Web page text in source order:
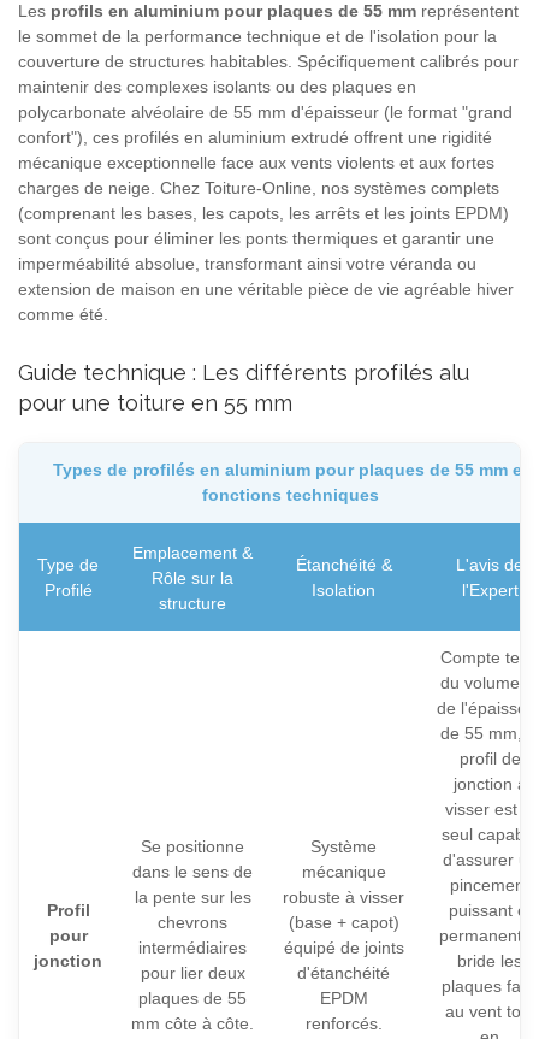
Les profils en aluminium pour plaques de 55 mm représentent
le sommet de la performance technique et de l'isolation pour la
couverture de structures habitables. Spécifiquement calibrés pour
maintenir des complexes isolants ou des plaques en
polycarbonate alvéolaire de 55 mm d'épaisseur (le format "grand
confort"), ces profilés en aluminium extrudé offrent une rigidité
mécanique exceptionnelle face aux vents violents et aux fortes
charges de neige. Chez Toiture-Online, nos systèmes complets
(comprenant les bases, les capots, les arrêts et les joints EPDM)
sont conçus pour éliminer les ponts thermiques et garantir une
imperméabilité absolue, transformant ainsi votre véranda ou
extension de maison en une véritable pièce de vie agréable hiver
comme été.
Guide technique : Les différents profilés alu
pour une toiture en 55 mm
Types de profilés en aluminium pour plaques de 55 mm et
fonctions techniques
Type de
Profilé
Emplacement &
Rôle sur la
structure
Étanchéité &
Isolation
L'avis de
l'Expert
Profil
pour
jonction
Se positionne
dans le sens de
la pente sur les
chevrons
intermédiaires
pour lier deux
plaques de 55
mm côte à côte.
Système
mécanique
robuste à visser
(base + capot)
équipé de joints
d'étanchéité
EPDM
renforcés.
Compte tenu
du volume et
de
de 55 mm, le
profil de
jonction à
visser est le
seul capable
d'assurer un
pincement
puissant et
permanent. Il
bride les
plaques face
au vent tout